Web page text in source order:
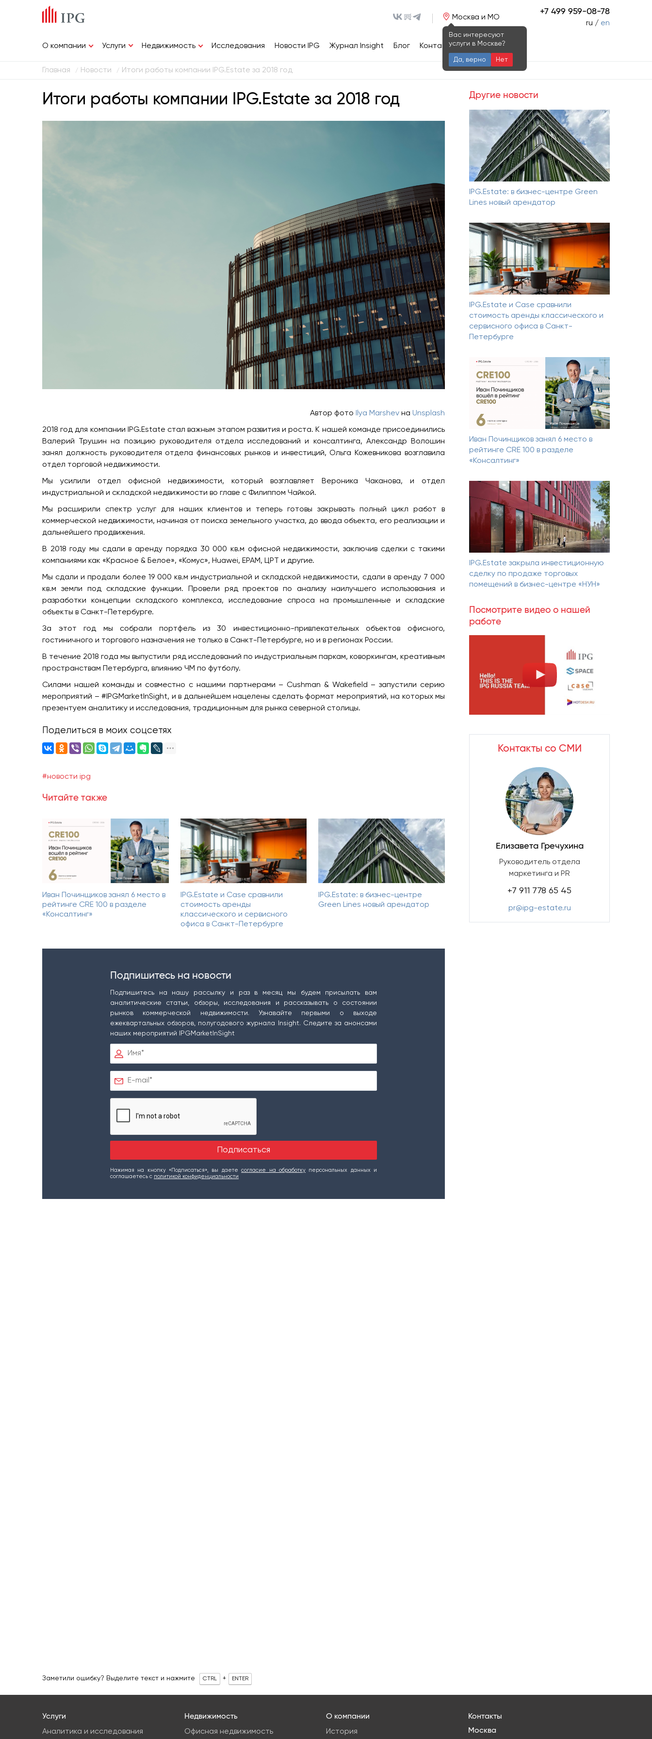
Москва и МО
Вас интересуют
услуги в Москве?
Да, верно Нет
+7 499 959-08-78
ru / en
О компании Услуги Недвижимость Исследования Новости IPG Журнал Insight Блог Контакты
Главная / Новости / Итоги работы компании IPG.Estate за 2018 год
Итоги работы компании IPG.Estate за 2018 год
Автор фото Ilya Marshev на Unsplash
2018 год для компании IPG.Estate стал важным этапом развития и роста. К нашей команде присоединились
Валерий Трушин на позицию руководителя отдела исследований и консалтинга, Александр Волошин
занял должность руководителя отдела финансовых рынков и инвестиций, Ольга Кожевникова возглавила
отдел торговой недвижимости.
Мы усилили отдел офисной недвижимости, который возглавляет Вероника Чаканова, и отдел
индустриальной и складской недвижимости во главе с Филиппом Чайкой.
Мы расширили спектр услуг для наших клиентов и теперь готовы закрывать полный цикл работ в
коммерческой недвижимости, начиная от поиска земельного участка, до ввода объекта, его реализации и
дальнейшего продвижения.
В 2018 году мы сдали в аренду порядка 30 000 кв.м офисной недвижимости, заключив сделки с такими
компаниями как «Красное & Белое», «Комус», Huawei, EPAM, ЦРТ и другие.
Мы сдали и продали более 19 000 кв.м индустриальной и складской недвижимости, сдали в аренду 7 000
кв.м земли под складские функции. Провели ряд проектов по анализу наилучшего использования и
разработки концепции складского комплекса, исследование спроса на промышленные и складские
объекты в Санкт-Петербурге.
За этот год мы собрали портфель из 30 инвестиционно-привлекательных объектов офисного,
гостиничного и торгового назначения не только в Санкт-Петербурге, но и в регионах России.
В течение 2018 года мы выпустили ряд исследований по индустриальным паркам, коворкингам, креативным
пространствам Петербурга, влиянию ЧМ по футболу.
Силами нашей команды и совместно с нашими партнерами – Cushman & Wakefield – запустили серию
мероприятий – #IPGMarketInSight, и в дальнейшем нацелены сделать формат мероприятий, на которых мы
презентуем аналитику и исследования, традиционным для рынка северной столицы.
Поделиться в моих соцсетях
#новости ipg
Читайте также
Иван Починщиков занял 6 место в
рейтинге CRE 100 в разделе
«Консалтинг»
IPG.Estate и Case сравнили
стоимость аренды
классического и сервисного
офиса в Санкт-Петербурге
IPG.Estate: в бизнес-центре
Green Lines новый арендатор
Подпишитесь на новости
Подпишитесь на нашу рассылку и раз в месяц мы будем присылать вам
аналитические статьи, обзоры, исследования и рассказывать о состоянии
рынков коммерческой недвижимости. Узнавайте первыми о выходе
ежеквартальных обзоров, полугодового журнала Insight. Следите за анонсами
наших мероприятий IPGMarketInSight
Нажимая на кнопку «Подписаться», вы даетесогласие на обработкуперсональных данных и
соглашаетесь c политикой конфиденциальности
Другие новости
IPG.Estate: в бизнес-центре Green
Lines новый арендатор
IPG.Estate и Case сравнили
стоимость аренды классического и
сервисного офиса в Санкт-
Петербурге
Иван Починщиков занял 6 место в
рейтинге CRE 100 в разделе
«Консалтинг»
IPG.Estate закрыла инвестиционную
сделку по продаже торговых
помещений в бизнес-центре «НУН»
Посмотрите видео о нашей
работе
Контакты со СМИ
Елизавета Гречухина
Руководитель отдела
маркетинга и PR
+7 911 778 65 45
pr@ipg-estate.ru
Заметили ошибку? Выделите текст и нажмите CTRL + ENTER
Услуги
Аналитика и исследования
Недвижимость
Офисная недвижимость
О компании
История
Контакты
Москва